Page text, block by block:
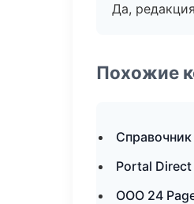
Да,
Похожие
Portal
ООО 24